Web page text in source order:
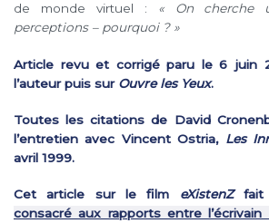
de monde virtuel : « On cherche
perceptions – pourquoi ? »
Article revu et corrigé paru le 6 juin
l’auteur puis sur Ouvre les Yeux.
Toutes les citations de David
l’entretien avec Vincent Ostria, Les
avril 1999.
Cet article sur le film eXistenZfait
consacré aux rapports entre